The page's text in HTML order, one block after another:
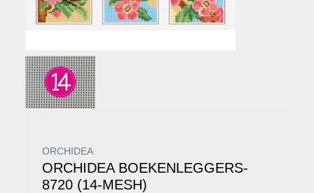
ORCHIDEA
ORCHIDEA BOEKENLEGGERS-
8720 (14-MESH)